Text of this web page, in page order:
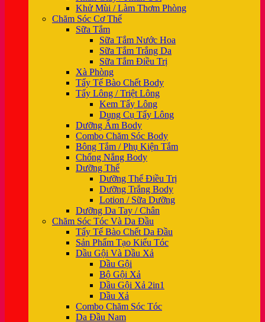
Khử Mùi / Làm Thơm Phòng
Chăm Sóc Cơ Thể
Sữa Tắm
Sữa Tắm Nước Hoa
Sữa Tắm Trắng Da
Sữa Tắm Điều Trị
Xà Phòng
Tẩy Tế Bào Chết Body
Tẩy Lông / Triệt Lông
Kem Tẩy Lông
Dụng Cụ Tẩy Lông
Dưỡng Ẩm Body
Combo Chăm Sóc Body
Bông Tắm / Phụ Kiện Tắm
Chống Nắng Body
Dưỡng Thể
Dưỡng Thể Điều Trị
Dưỡng Trắng Body
Lotion / Sữa Dưỡng
Dưỡng Da Tay / Chân
Chăm Sóc Tóc Và Da Đầu
Tẩy Tế Bào Chết Da Đầu
Sản Phẩm Tạo Kiểu Tóc
Dầu Gội Và Dầu Xả
Dầu Gội
Bộ Gội Xả
Dầu Gội Xả 2in1
Dầu Xả
Combo Chăm Sóc Tóc
Da Đầu Nam